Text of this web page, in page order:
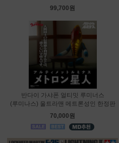
99,700원
반다이 가샤폰 얼티밋 루미너스
(루미나스) 울트라맨 메트론성인 한정판
70,000원